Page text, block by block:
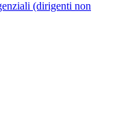
(dirigenti non